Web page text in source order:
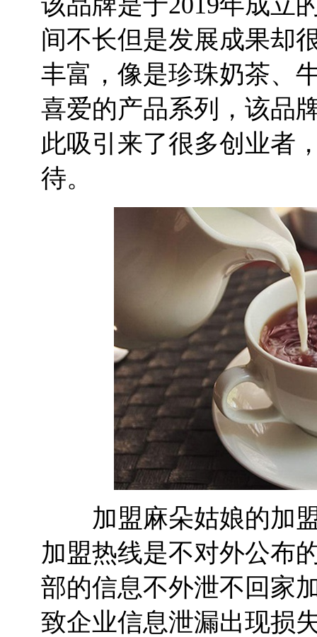
间不长但是发展成果却
丰富，像是珍珠奶茶、
喜爱的产品系列，该品
此吸引来了很多创业者
待。
加盟麻朵姑娘的加盟
加盟热线是不对外公布
部的信息不外泄不回家
致企业信息泄漏出现损